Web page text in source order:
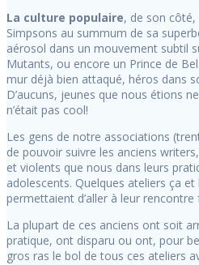
La culture populaire, de son
Simpsons au summum de sa
aérosol dans un mouvement subtil
Mutants, ou encore un Prince de
mur déjà bien attaqué, héros dans
D’aucuns, jeunes que nous étions
n’était pas cool!
Les gens de notre associations
de pouvoir suivre les anciens
et violents que nous dans leurs
adolescents. Quelques ateliers ça et
permettaient d’aller à leur rencontre
La plupart de ces anciens ont soit
pratique, ont disparu ou ont, pour
gros ras le bol de tous ces ateliers